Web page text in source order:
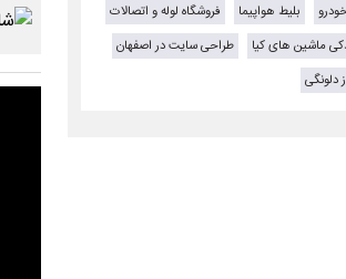
بلیط هواپیما
فروشگاه لوله و اتصالات
ماشین های کیا
طراحی سایت در اصفهان
دلونگی